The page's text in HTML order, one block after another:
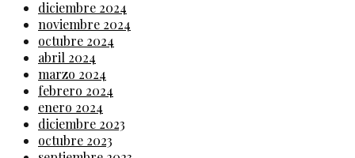
diciembre 2024
noviembre 2024
octubre 2024
abril 2024
marzo 2024
febrero 2024
enero 2024
diciembre 2023
octubre 2023